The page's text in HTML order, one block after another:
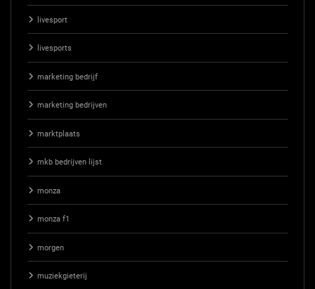
livesport
livesports
marketing bedrijf
marketing bedrijven
marktplaats
mkb bedrijven lijst
monza
monza f1
morgen
muziekgieterij